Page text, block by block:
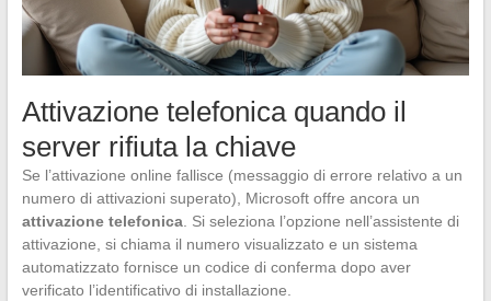
Attivazione telefonica quando il
server rifiuta la chiave
Se l’attivazione online fallisce (messaggio di errore relativo a un
numero di attivazioni superato), Microsoft offre ancora un
attivazione telefonica. Si seleziona l’opzione nell’assistente di
attivazione, si chiama il numero visualizzato e un sistema
automatizzato fornisce un codice di conferma dopo aver
verificato l’identificativo di installazione.